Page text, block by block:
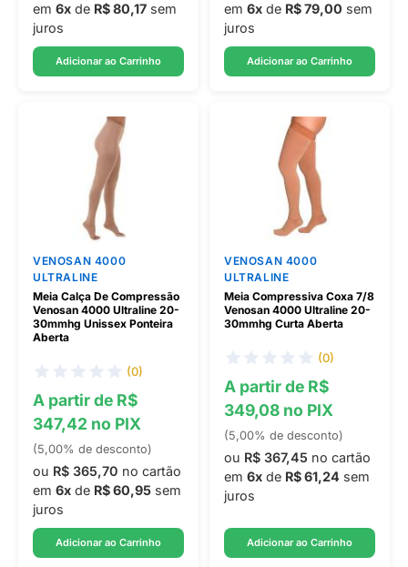
em 6x de R$ 80,17 sem
juros
Adicionar ao Carrinho
em 6x de R$ 79,00 sem
juros
Adicionar ao Carrinho
VENOSAN 4000
ULTRALINE
Meia Calça De Compressão
Venosan 4000 Ultraline 20-
30mmhg Unissex Ponteira
Aberta
(0)
A partir de R$
347,42 no PIX
(5,00% de desconto)
ou R$ 365,70 no cartão
em 6x de R$ 60,95 sem
juros
Adicionar ao Carrinho
VENOSAN 4000
ULTRALINE
Meia Compressiva Coxa 7/8
Venosan 4000 Ultraline 20-
30mmhg Curta Aberta
(0)
A partir de R$
349,08 no PIX
(5,00% de desconto)
ou R$ 367,45 no cartão
em 6x de R$ 61,24 sem
juros
Adicionar ao Carrinho